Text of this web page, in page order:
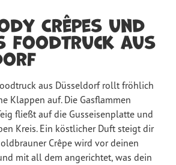
Crêpes und
Foodtruck aus
aus Düsseldorf rollt fröhlich
Klappen auf. Die Gasflammen
fließt auf die Gusseisenplatte und
Kreis. Ein köstlicher Duft steigt dir
Crêpe wird vor deinen
mit all dem angerichtet, was dein